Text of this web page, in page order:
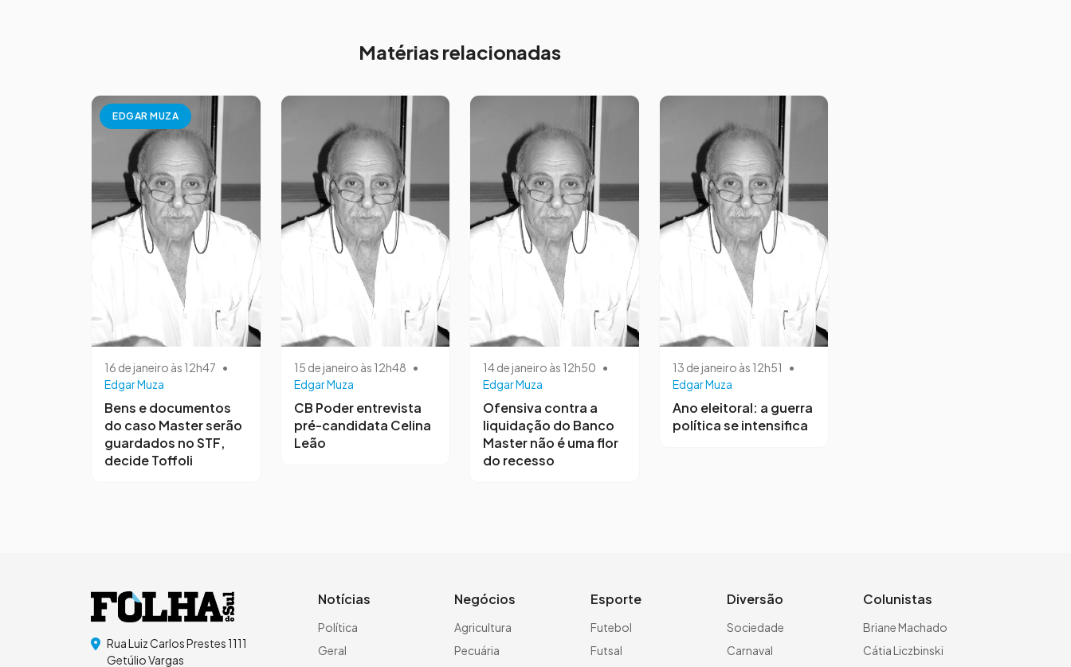
Matérias relacionadas
EDGAR MUZA
16 de janeiro às 12h47 •
Edgar Muza
Bens e documentos
do caso Master serão
guardados no STF,
decide Toffoli
15 de janeiro às 12h48 •
Edgar Muza
CB Poder entrevista
pré-candidata Celina
Leão
14 de janeiro às 12h50 •
Edgar Muza
Ofensiva contra a
liquidação do Banco
Master não é uma flor
do recesso
13 de janeiro às 12h51
•
Edgar Muza
Ano eleitoral: a guerra
política se intensifica
Rua Luiz Carlos Prestes 1111
Getúlio Vargas
Notícias
Política
Geral
Negócios
Agricultura
Pecuária
Esporte
Futebol
Futsal
Diversão
Sociedade
Carnaval
Colunistas
Briane Machado
Cátia Liczbinski